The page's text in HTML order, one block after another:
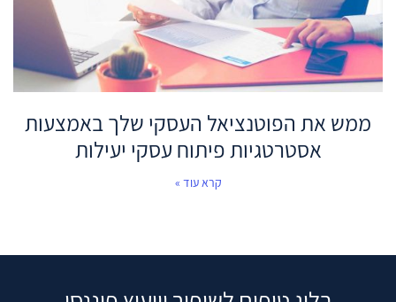
ממש את הפוטנציאל העסקי שלך באמצעות
אסטרטגיות פיתוח עסקי יעילות
קרא עוד »